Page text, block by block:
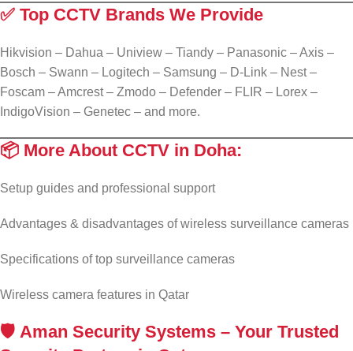
✅ Top CCTV Brands We Provide
Hikvision – Dahua – Uniview – Tiandy – Panasonic – Axis –
Bosch – Swann – Logitech – Samsung – D-Link – Nest –
Foscam – Amcrest – Zmodo – Defender – FLIR – Lorex –
IndigoVision – Genetec – and more.
📦 More About CCTV in Doha:
Setup guides and professional support
Advantages & disadvantages of wireless surveillance cameras
Specifications of top surveillance cameras
Wireless camera features in Qatar
🛡️ Aman Security Systems – Your Trusted